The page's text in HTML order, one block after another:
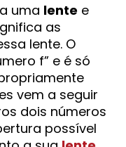
uma lente e
as
lente. O
f” e é só
vem a seguir
dois números
possível